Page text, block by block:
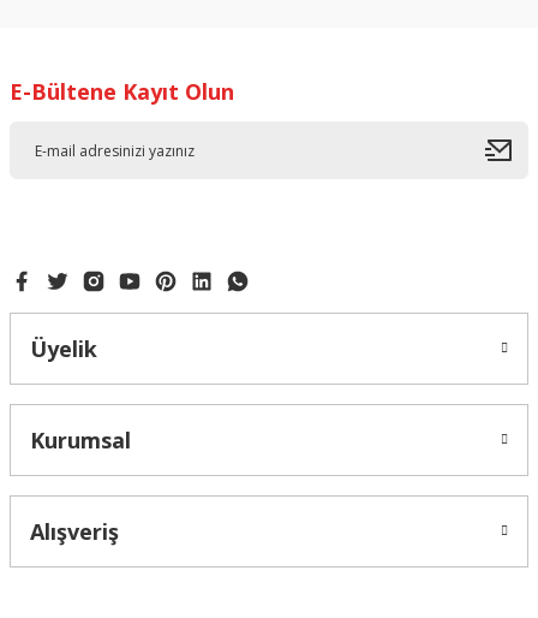
E-Bültene Kayıt Olun
Üyelik
Kurumsal
Alışveriş